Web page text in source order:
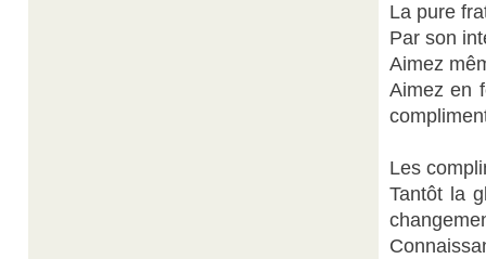
La pure
Par son
Aimez
Aimez en
Les
Tantôt la